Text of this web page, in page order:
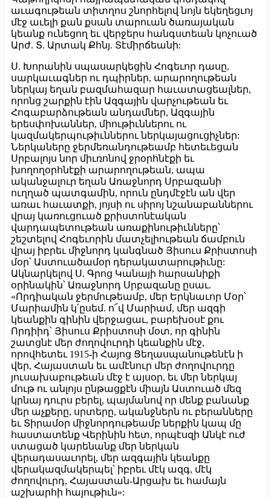
աւագութեան տիտղոս շնորհելով նոյն եկեղեցւոյ
մէջ աւելի քան քսան տարուան ծառայական
կեանք ունեցող եւ վերջերս հանգստեան կոչուած
Արժ. Տ. Արտակ Քհնյ. Տէմիրճեանի:
Ս. Խորանին սպասարկեցին Հոգեւոր դասը,
սարկաւագներ ու դպիրներ, արարողութեան
ներկայ եղան բազմահազար հաւատացեալներ,
որոնց շարքին էին Ազգային վարչութեան եւ
Հոգաբարձութեան անդամներ, Ազգային
երեսփոխաններ, միութիւններու ու
կազմակերպութիւններու ներկայացուցիչներ:
Ներկաները ջերմեռանդութեամբ հետեւեցան
Սրբալոյս նոր միւռոնով ջրօրհնէքի եւ
խողողօրհնէքի արարողութեան, ապա
ականջալուր եղան Առաջնորդ Սրբազանի
ուղղած պատգամին, որուն ընդմէջէն ան վեր
առաւ հաւատքի, յոյսի ու սիրոյ նշանաբաններու
վրայ կառուցուած քրիստոնէական
վարդապետութեան առաքինութիւնները՝
շեշտելով Հոգեւորին մատչելիութեան ճամբուն
վրայ իբրեւ միջնորդ կանգնած Յիսուս Քրիստոսի
մօր՝ Աստուածամօր դերակատարութիւնը:
Ակնարկելով Ս. Գրոց Կանայի հարսանիքի
օրինակին՝ Առաջնորդ Սրբազանը ըսաւ.
«Որդիական ջերմութեամբ, մեր Երկնաւոր Մօր՝
Մարիամին կ՛ըսեմ. ո՜վ Մարիամ, մեր ազգի
կեանքին գինին վերջացաւ, բարեխօսէ քու
Որդիիդ՝ Յիսուս Քրիստոսի մօտ, որ գինին
շատցնէ մեր ժողովուրդի կեանքին մէջ,
որովհետեւ 1915-ի Հայոց Ցեղասպանութենէն ի
վեր, Հայաստան եւ ամէնուր մեր ժողովուրդը
յուսախաբութեան մէջ է այսօր, եւ մեր ներկայ
մութ ու անլոյս ընթացքէն միայն Աստուած մեզ
կրնայ դուրս բերել, պայմանով որ մենք բանանք
մեր աչքերը, սրտերը, ականջներն ու բերանները
եւ Տիրամօր միջնորդութեամբ ներքին կապ մը
հաստատենք Վերինին հետ, որպէսզի Անկէ ուժ
ստացած կարենանք մեր ներկան
վերադասաւորել, մեր ազգային կեանքը
վերակազմակերպել՝ իբրեւ մէկ ազգ, մէկ
ժողովուրդ, Հայաստան-Արցախ եւ համայն
աշխարհի հայութիւն»: